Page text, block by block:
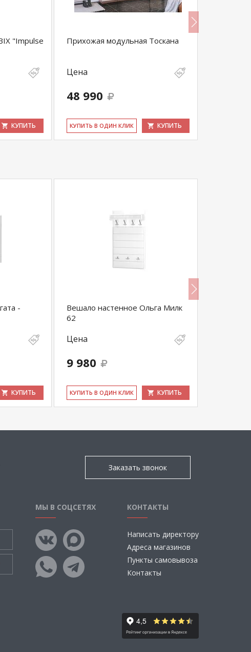
"Impulse
КУПИТЬ
Прихожая модульная Тоскана
Цена
48 990
КУ­ПИТЬ В ОДИН КЛИК КУПИТЬ
-
КУПИТЬ
Вешало настенное Ольга Милк
62
Цена
9 980
КУ­ПИТЬ В ОДИН КЛИК КУПИТЬ
Заказать звонок
МЫ В СОЦСЕТЯХ КОНТАКТЫ
Написать директору
Адреса магазинов
Пункты самовывоза
Контакты